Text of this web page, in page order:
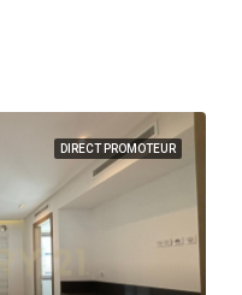
DIRECT PROMOTEUR